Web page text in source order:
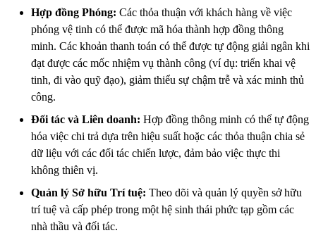
Hợp đồng Phóng: Các thỏa thuận với khách hàng về việc
phóng vệ tinh có thể được mã hóa thành hợp đồng thông
minh. Các khoản thanh toán có thể được tự động giải ngân khi
đạt được các mốc nhiệm vụ thành công (ví dụ: triển khai vệ
tinh, đi vào quỹ đạo), giảm thiểu sự chậm trễ và xác minh thủ
công.
Đối tác và Liên doanh: Hợp đồng thông minh có thể tự động
hóa việc chi trả dựa trên hiệu suất hoặc các thỏa thuận chia sẻ
dữ liệu với các đối tác chiến lược, đảm bảo việc thực thi
không thiên vị.
Quản lý Sở hữu Trí tuệ: Theo dõi và quản lý quyền sở hữu
trí tuệ và cấp phép trong một hệ sinh thái phức tạp gồm các
nhà thầu và đối tác.